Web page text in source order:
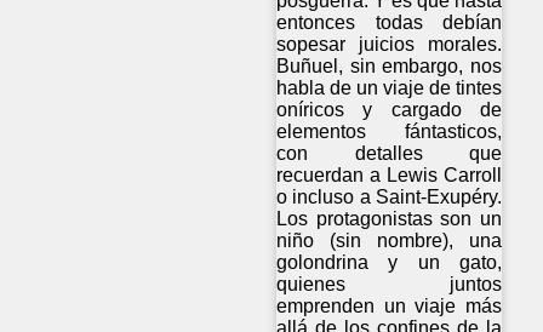
entonces todas debían
sopesar juicios morales.
Buñuel, sin embargo, nos
habla de un viaje de tintes
oníricos y cargado de
elementos fántasticos,
con detalles que
recuerdan a Lewis Carroll
o incluso a Saint-Exupéry.
Los protagonistas son un
niño (sin nombre), una
golondrina y un gato,
quienes juntos
emprenden un viaje más
allá de los confines de la